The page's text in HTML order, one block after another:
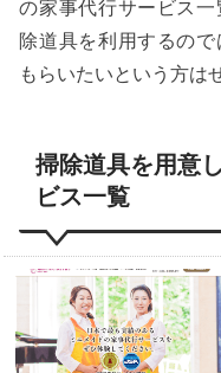
の家事代行サービス
除道具を利用するの
もらいたいという方は
掃除道具を用意
ビス一覧